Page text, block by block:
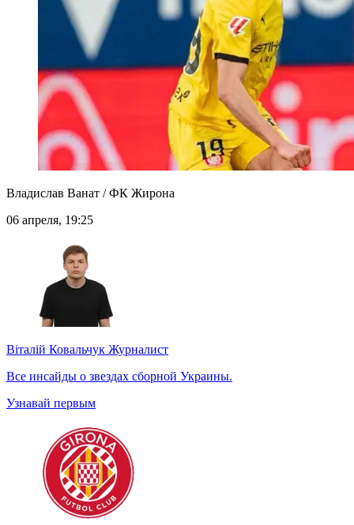
Владислав Ванат / ФК Жирона
06 апреля, 19:25
Віталій Ковальчук Журналист
Все инсайды о звездах сборной Украины.
Узнавай первым